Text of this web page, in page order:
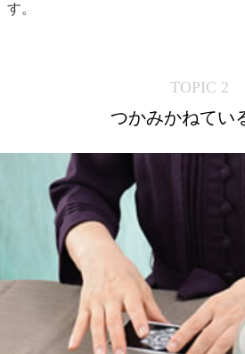
す。
TOPIC 2
つかみかねてい